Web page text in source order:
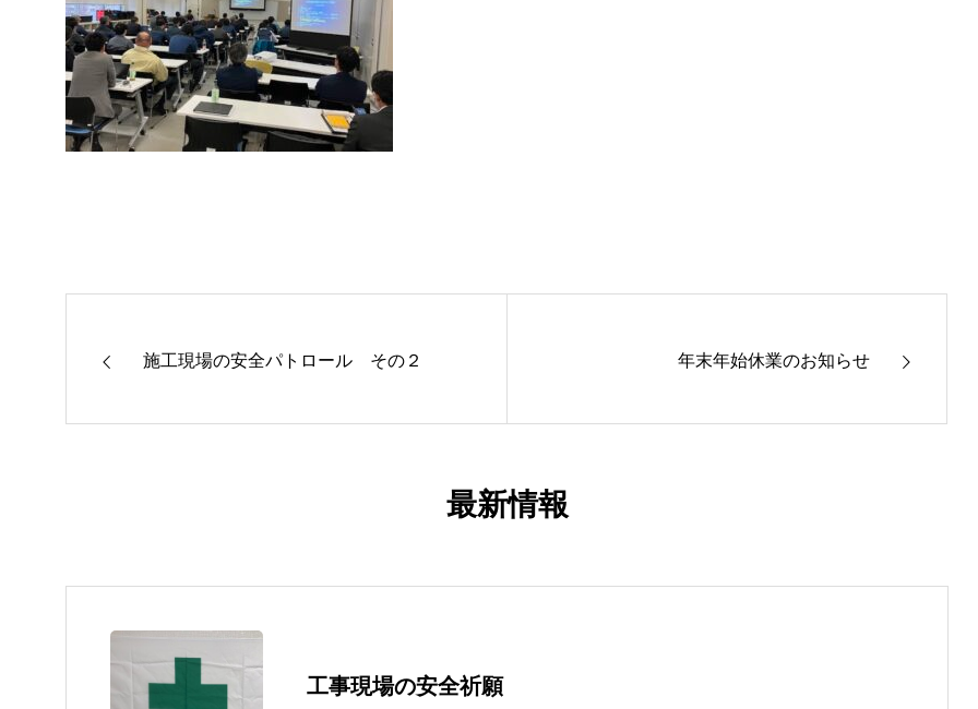
施工現場の安全パトロール その２ 年末年始休業のお知らせ
最新情報
工事現場の安全祈願